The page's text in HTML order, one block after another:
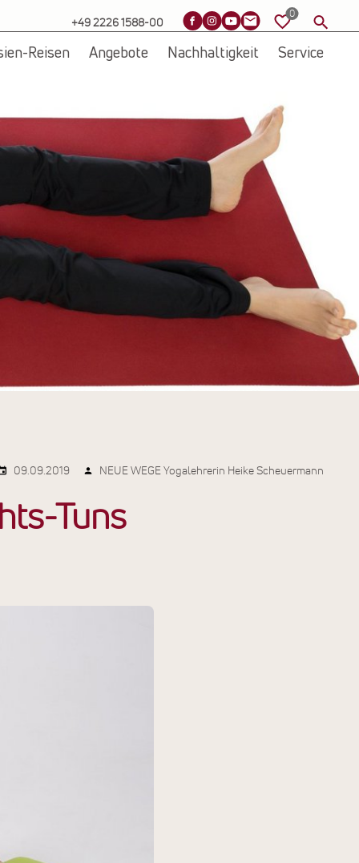
+49 2226 1588-00
Reisen Angebote Nachhaltigkeit Service
09.09.2019 NEUE WEGE Yogalehrerin Heike Scheuermann
Tuns